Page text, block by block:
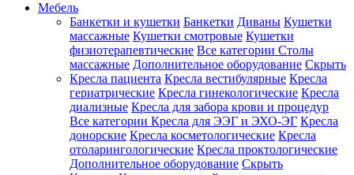
Мебель
Банкетки и кушетки Банкетки Диваны Кушетки
массажные Кушетки смотровые Кушетки
физиотерапевтические Все категории Столы
массажные Дополнительное оборудование Скрыть
Кресла пациента Кресла вестибулярные Кресла
гериатрические Кресла гинекологические Кресла
диализные Кресла для забора крови и процедур
Все категории Кресла для ЭЭГ и ЭХО-ЭГ Кресла
донорские Кресла косметологические Кресла
отоларингологические Кресла проктологические
Дополнительное оборудование Скрыть